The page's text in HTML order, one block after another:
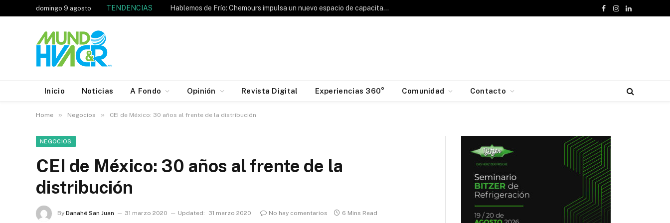
domingo 9 agosto TENDENCIAS Hablemos de Frío: Chemours impulsa un nuevo espacio de capacitación para la industria HVAC&R
Facebook
Instagram
LinkedIn
Inicio Noticias A Fondo Opinión Revista Digital Experiencias 360° Comunidad Contacto
Home » Negocios » CEI de México: 30 años al frente de la distribución
NEGOCIOS
CEI de México: 30 años al frente de la
distribución
By Danahé San Juan 31 marzo 2020 Updated: 31 marzo 2020 No hay comentarios 6 Mins Read